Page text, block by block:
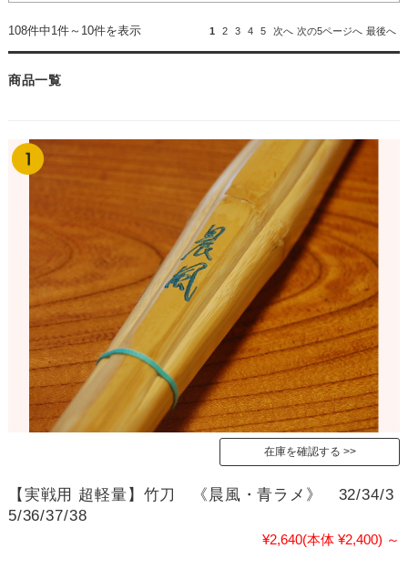
108件中1件～10件を表示 1 2 3 4 5 次へ 次の5ページへ 最後へ
商品一覧
在庫を確認する
【実戦用 超軽量】竹刀 《晨風・青ラメ》 32/34/3
5/36/37/38
¥2,640(本体 ¥2,400) ～